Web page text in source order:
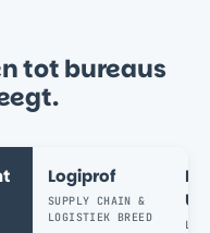
tot bureaus
Logiprof
SUPPLY CHAIN &
LOGISTIEK BREED